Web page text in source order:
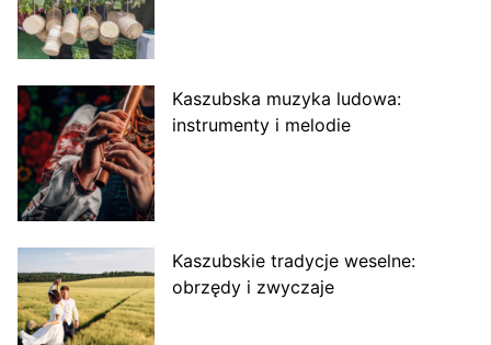
Kaszubska muzyka ludowa:
instrumenty i melodie
Kaszubskie tradycje weselne:
obrzędy i zwyczaje